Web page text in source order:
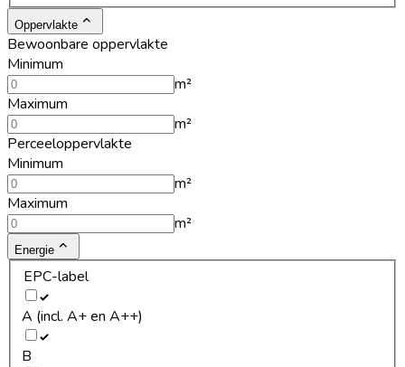
Oppervlakte
Bewoonbare oppervlakte
Minimum
m²
Maximum
m²
Perceeloppervlakte
Minimum
m²
Maximum
m²
Energie
EPC-label
A (incl. A+ en A++)
B